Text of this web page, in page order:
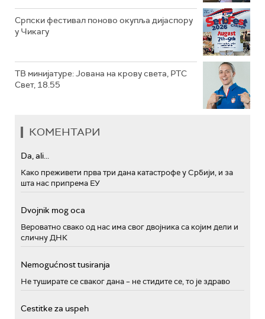
Српски фестивал поново окупља дијаспору
у Чикагу
ТВ минијатуре: Јована на крову света, РТС
Свет, 18.55
КОМЕНТАРИ
Da, ali...
Како преживети прва три дана катастрофе у Србији, и за
шта нас припрема ЕУ
Dvojnik mog oca
Вероватно свако од нас има свог двојника са којим дели и
сличну ДНК
Nemogućnost tusiranja
Не туширате се сваког дана – не стидите се, то је здраво
Cestitke za uspeh